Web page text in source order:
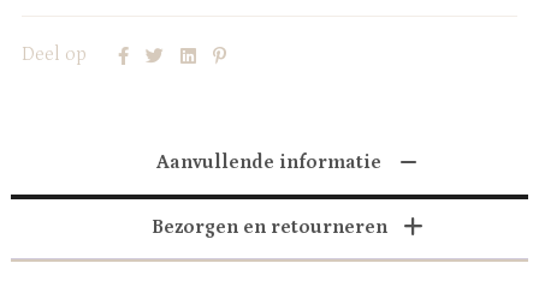
Deel op
Aanvullende informatie
Bezorgen en retourneren